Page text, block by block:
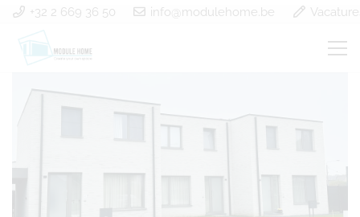
+32 2 669 36 50 info@modulehome.be